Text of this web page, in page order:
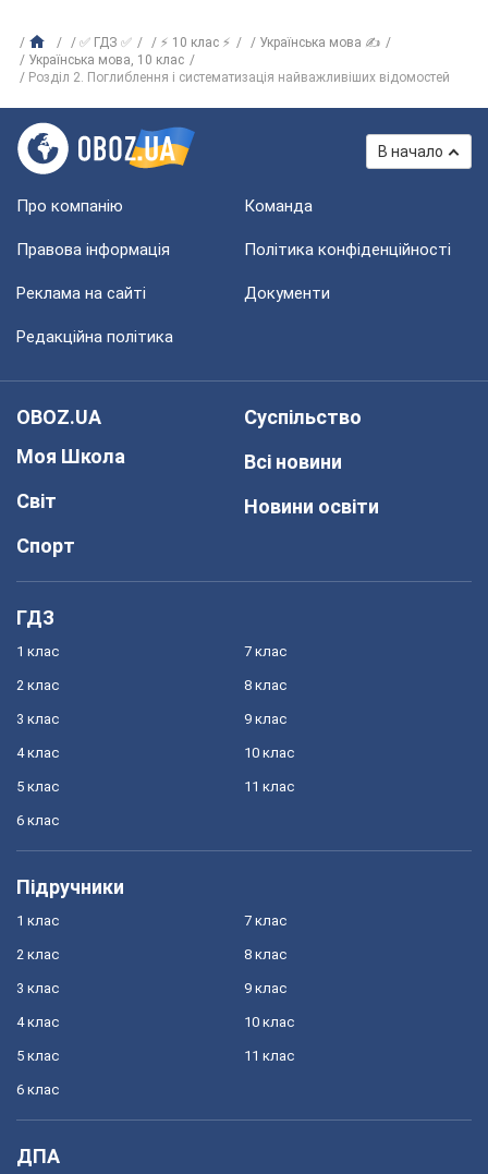
✅ ГДЗ ✅ ⚡ 10 клас ⚡
Українська мова ✍
Українська мова, 10 клас
Розділ 2. Поглиблення і систематизація найважливіших відомостей
В начало
Про компанію Команда
Правова інформація Політика конфіденційності
Реклама на сайті Документи
Редакційна політика
OBOZ.UA
Моя Школа
Світ
Спорт
Суспільство
Всі новини
Новини освіти
ГДЗ
1 клас
2 клас
3 клас
4 клас
5 клас
6 клас
7 клас
8 клас
9 клас
10 клас
11 клас
Підручники
1 клас
2 клас
3 клас
4 клас
5 клас
6 клас
7 клас
8 клас
9 клас
10 клас
11 клас
ДПА